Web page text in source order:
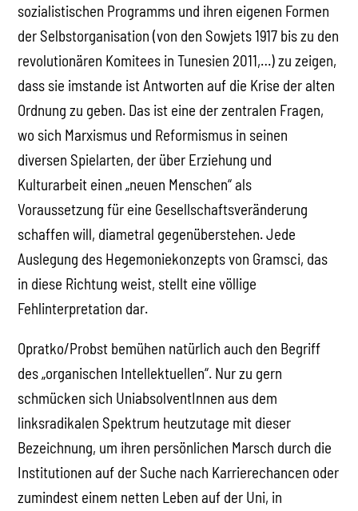
sozialistischen Programms und ihren eigenen Formen
der Selbstorganisation (von den Sowjets 1917 bis zu den
revolutionären Komitees in Tunesien 2011,…) zu zeigen,
dass sie imstande ist Antworten auf die Krise der alten
Ordnung zu geben. Das ist eine der zentralen Fragen,
wo sich Marxismus und Reformismus in seinen
diversen Spielarten, der über Erziehung und
Kulturarbeit einen „neuen Menschen“ als
Voraussetzung für eine Gesellschaftsveränderung
schaffen will, diametral gegenüberstehen. Jede
Auslegung des Hegemoniekonzepts von Gramsci, das
in diese Richtung weist, stellt eine völlige
Fehlinterpretation dar.
Opratko/Probst bemühen natürlich auch den Begriff
des „organischen Intellektuellen“. Nur zu gern
schmücken sich UniabsolventInnen aus dem
linksradikalen Spektrum heutzutage mit dieser
Bezeichnung, um ihren persönlichen Marsch durch die
Institutionen auf der Suche nach Karrierechancen oder
zumindest einem netten Leben auf der Uni, in